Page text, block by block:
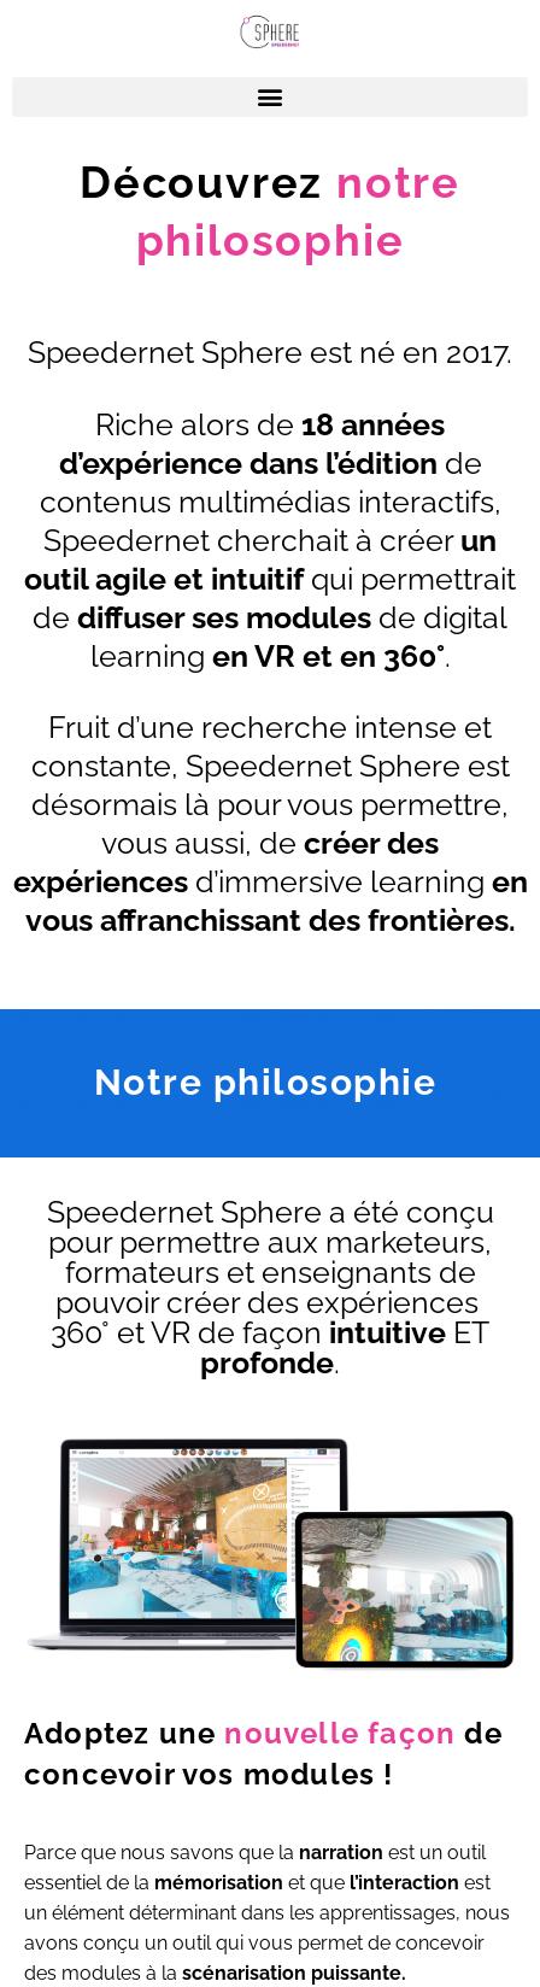
Découvrez notre
philosophie
Speedernet Sphere est né en 2017.
Riche alors de 18 années
d’expérience dans l’édition de
contenus multimédias interactifs,
Speedernet cherchait à créer un
outil agile et intuitifqui permettrait
de diffuser ses modules de digital
learning en VR et en 360°.
Fruit d’une recherche intense et
constante, Speedernet Sphere est
désormais là pour vous permettre,
vous aussi, de créer des
expériencesd’immersive learning en
vous affranchissant des frontières.
Notre philosophie
Speedernet Sphere a été conçu
pour permettre aux marketeurs,
formateurs et enseignants de
pouvoir créer des expériences
360° et VR de façon intuitive ET
profonde.
Adoptez une nouvelle façon de
concevoir vos modules !
Parce que nous savons que la narration est un outil
essentiel de la mémorisation et que l’interaction est
un élément déterminant dans les apprentissages, nous
avons conçu un outil qui vous permet de concevoir
des modules à la scénarisation puissante.